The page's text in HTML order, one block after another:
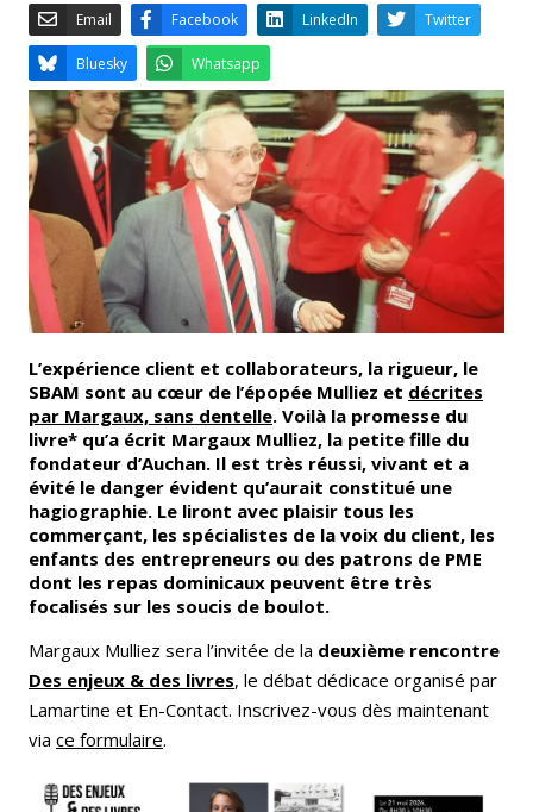
Email Facebook LinkedIn
Bluesky Whatsapp
L’expérience client et collaborateurs, la rigueur, le
SBAM sont au cœur de l’épopée Mulliez et décrites
par Margaux, sans dentelle. Voilà la promesse du
livre* qu’a écrit Margaux Mulliez, la petite fille du
fondateur d’Auchan. Il est très réussi, vivant et a
évité le danger évident qu’aurait constitué une
hagiographie. Le liront avec plaisir tous les
commerçant, les spécialistes de la voix du client, les
enfants des entrepreneurs ou des patrons de PME
dont les repas dominicaux peuvent être très
focalisés sur les soucis de boulot.
Margaux Mulliez sera l’invitée de la deuxième rencontre
Des enjeux & des livres, le débat dédicace organisé par
Lamartine et En-Contact. Inscrivez-vous dès maintenant
via ce formulaire.